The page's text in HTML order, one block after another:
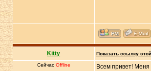
Kitty Показать ссылку
Сейчас Offline
Всем привет! Меня